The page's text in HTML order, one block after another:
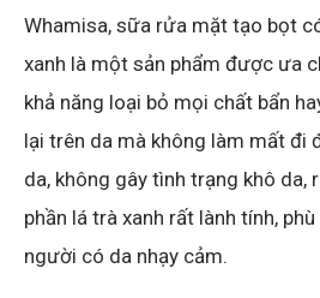
Whamisa, sữa rửa mặt tạo bọt
xanh là một sản phẩm được ưa
khả năng loại bỏ mọi chất bẩn
lại trên da mà không làm mất đi
da, không gây tình trạng khô da,
phần lá trà xanh rất lành tính,
người có da nhạy cảm.